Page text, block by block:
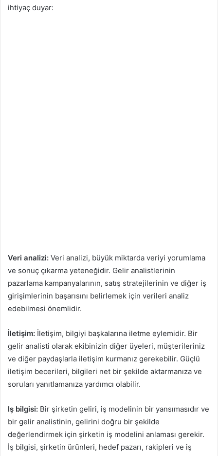
ihtiyaç duyar:
Veri analizi: Veri analizi, büyük miktarda veriyi yorumlama
ve sonuç çıkarma yeteneğidir. Gelir analistlerinin
pazarlama kampanyalarının, satış stratejilerinin ve diğer iş
girişimlerinin başarısını belirlemek için verileri analiz
edebilmesi önemlidir.
İletişim: İletişim, bilgiyi başkalarına iletme eylemidir. Bir
gelir analisti olarak ekibinizin diğer üyeleri, müşterileriniz
ve diğer paydaşlarla iletişim kurmanız gerekebilir. Güçlü
iletişim becerileri, bilgileri net bir şekilde aktarmanıza ve
soruları yanıtlamanıza yardımcı olabilir.
Iş bilgisi: Bir şirketin geliri, iş modelinin bir yansımasıdır ve
bir gelir analistinin, gelirini doğru bir şekilde
değerlendirmek için şirketin iş modelini anlaması gerekir.
İş bilgisi, şirketin ürünleri, hedef pazarı, rakipleri ve iş